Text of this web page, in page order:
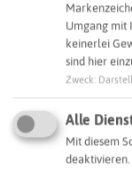
Interaktive
SCHLAGWORTE
So ordnen
Umgang mit
keinerlei
sind hier
Zweck
Alle
Mit diesem
deaktivieren.